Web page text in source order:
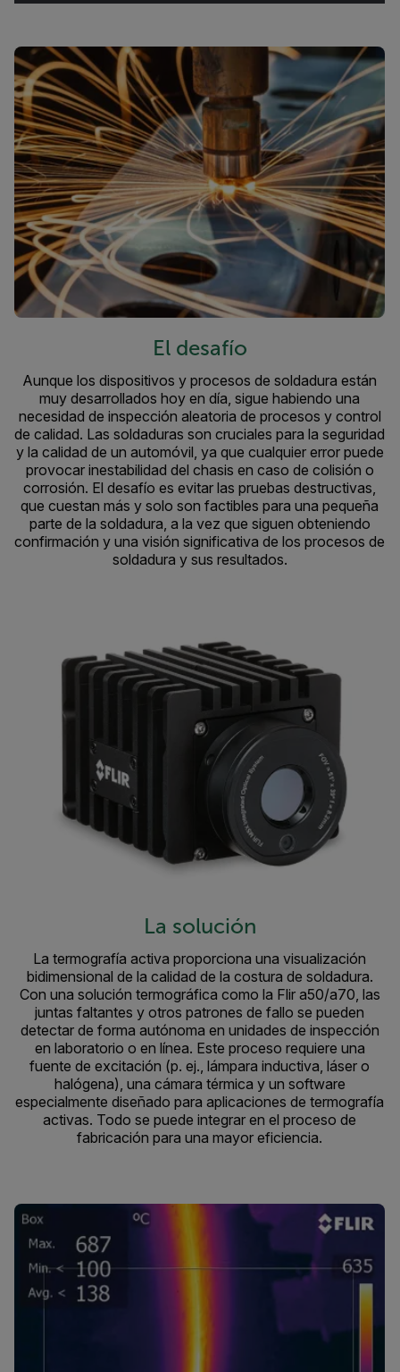
El desafío
Aunque los dispositivos y procesos de soldadura están
muy desarrollados hoy en día, sigue habiendo una
necesidad de inspección aleatoria de procesos y control
de calidad. Las soldaduras son cruciales para la seguridad
y la calidad de un automóvil, ya que cualquier error puede
provocar inestabilidad del chasis en caso de colisión o
corrosión. El desafío es evitar las pruebas destructivas,
que cuestan más y solo son factibles para una pequeña
parte de la soldadura, a la vez que siguen obteniendo
confirmación y una visión significativa de los procesos de
soldadura y sus resultados.
La solución
La termografía activa proporciona una visualización
bidimensional de la calidad de la costura de soldadura.
Con una solución termográfica como la Flir a50/a70, las
juntas faltantes y otros patrones de fallo se pueden
detectar de forma autónoma en unidades de inspección
en laboratorio o en línea. Este proceso requiere una
fuente de excitación (p. ej., lámpara inductiva, láser o
halógena), una cámara térmica y un software
especialmente diseñado para aplicaciones de termografía
activas. Todo se puede integrar en el proceso de
fabricación para una mayor eficiencia.